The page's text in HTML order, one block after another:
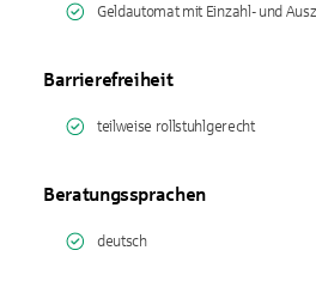
Geldautomat mit Einzahl- und
Barrierefreiheit
teilweise rollstuhlgerecht
Beratungssprachen
deutsch